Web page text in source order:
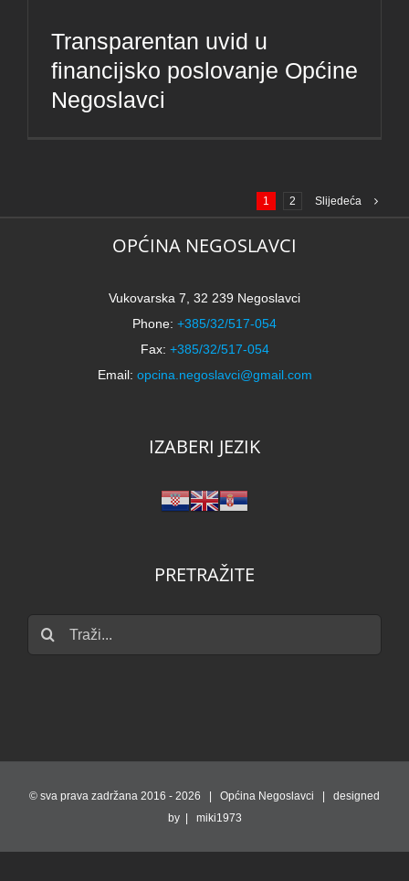
Transparentan uvid u
financijsko poslovanje Općine
Negoslavci
1 2 Slijedeća
OPĆINA NEGOSLAVCI
Vukovarska 7, 32 239 Negoslavci
Phone: +385/32/517-054
Fax: +385/32/517-054
Email: opcina.negoslavci@gmail.com
IZABERI JEZIK
PRETRAŽITE
Traži...
© sva prava zadržana 2016 - 2026 | Općina Negoslavci | designed
by | miki1973